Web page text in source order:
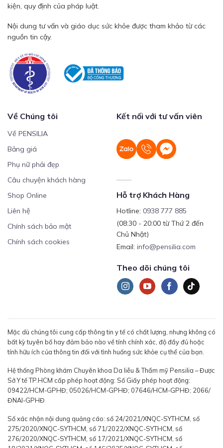
kiện, quy định của pháp luật.
Nội dung tư vấn và giáo dục sức khỏe được tham khảo từ các
nguồn tin cậy.
Về Chúng tôi
Về PENSILIA
Bảng giá
Phụ nữ phải đẹp
Câu chuyện khách hàng
Shop Online
Liên hệ
Chính sách bảo mật
Chính sách cookies
Kết nối với tư vấn viên
Hỗ trợ Khách Hàng
Hotline: 0938 777 885
(08:30 - 20:00 từ Thứ 2 đến
Chủ Nhật)
Email: info@pensilia.com
Theo dõi chúng tôi
Mặc dù chúng tôi cung cấp thông tin y tế có chất lượng, nhưng không có
bất kỳ tuyên bố hay đảm bảo nào về tính chính xác, độ đầy đủ hoặc
tính hữu ích của thông tin đối với tình huống sức khỏe cụ thể của bạn.
Hệ thống Phòng khám Chuyên khoa Da liễu & Thẩm mỹ Pensilia – Được
Sở Y tế TP.HCM cấp phép hoạt động: Số Giấy phép hoạt động:
09422/HCM-GPHĐ; 05026/HCM-GPHĐ; 07646/HCM-GPHĐ; 2066/
ĐNAI-GPHĐ
Số xác nhận nội dung quảng cáo: số 24/2021/XNQC-SYTHCM, số
275/2020/XNQC-SYTHCM, số 71/2022/XNQC-SYTHCM, số
276/2020/XNQC-SYTHCM, số 17/2021/XNQC-SYTHCM, số